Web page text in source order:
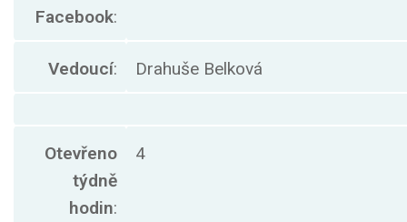
Facebook:
Vedoucí: Drahuše Belková
Otevřeno
týdně
hodin:
4